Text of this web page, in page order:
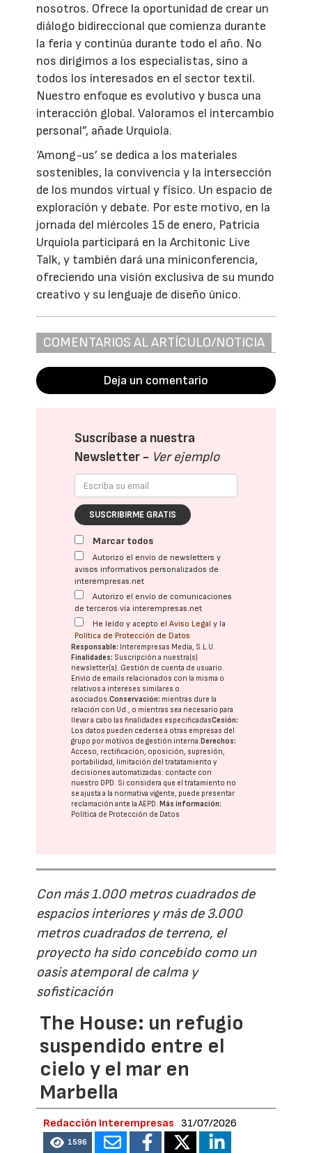
nosotros. Ofrece la oportunidad de crear un
diálogo bidireccional que comienza durante
la feria y continúa durante todo el año. No
nos dirigimos a los especialistas, sino a
todos los interesados en el sector textil.
Nuestro enfoque es evolutivo y busca una
interacción global. Valoramos el intercambio
personal”, añade Urquiola.
‘Among-us’ se dedica a los materiales
sostenibles, la convivencia y la intersección
de los mundos virtual y físico. Un espacio de
exploración y debate. Por este motivo, en la
jornada del miércoles 15 de enero, Patricia
Urquiola participará en la Architonic Live
Talk, y también dará una miniconferencia,
ofreciendo una visión exclusiva de su mundo
creativo y su lenguaje de diseño único.
COMENTARIOS AL ARTÍCULO/NOTICIA
Deja un comentario
Suscríbase a nuestra
Newsletter - Ver ejemplo
SUSCRIBIRME GRATIS
Marcar todos
Autorizo el envío de newsletters y
avisos informativos personalizados de
interempresas.net
Autorizo el envío de comunicaciones
de terceros vía interempresas.net
He leído y acepto elAviso Legal y la
Política de Protección de Datos
Responsable: Interempresas Media, S.L.U.
Finalidades: Suscripción a nuestra(s)
newsletter(s). Gestión de cuenta de usuario.
Envío de emails relacionados con la misma o
relativos a intereses similares o
asociados.Conservación: mientras dure la
relación con Ud., o mientras sea necesario para
llevar a cabo las finalidades especificadasCesión:
Los datos pueden cederse a otras empresas del
grupo por motivos de gestión interna. Derechos:
Acceso, rectificación, oposición, supresión,
portabilidad, limitación del tratatamiento y
decisiones automatizadas: contacte con
nuestro DPD. Si considera que el tratamiento no
se ajusta a la normativa vigente, puede presentar
reclamación ante laAEPD. Más información:
Política de Protección de Datos
Con más 1.000 metros cuadrados de
espacios interiores y más de 3.000
metros cuadrados de terreno, el
proyecto ha sido concebido como un
oasis atemporal de calma y
sofisticación
The House: un refugio
suspendido entre el
cielo y el mar en
Marbella
Redacción Interempresas 31/07/2026
1596